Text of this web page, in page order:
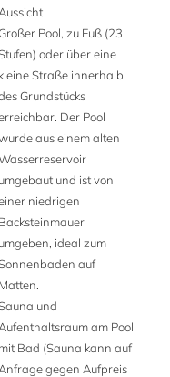
(18 x 7 m),
Pflanzen, liegt
Garten. Neben
mit
Sauna und kleinem
ist der Poolbereich
dem Poolhaus,
Auswahl
Freien können die
Bocciabahn, eine
mit ihrem
bereichern.
wie Mittag- und
Aussicht
Pool, zu Fuß (23
oder über eine
kleine Straße innerhalb
Grundstücks
Der Pool
aus einem alten
umgebaut und ist von
niedrigen
Backsteinmauer
umgeben, ideal zum
auf
Matten.
und
Aufenthaltsraum am Pool
mit Bad (Sauna kann auf
Anfrage gegen Aufpreis